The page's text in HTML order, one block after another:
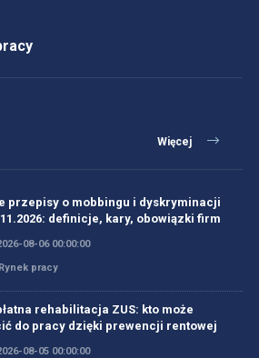
Więcej
przepisy o mobbingu i dyskryminacji
definicje, kary, obowiązki firm
08-06 00:00:00
Rynek pracy
rehabilitacja ZUS: kto może
do pracy dzięki prewencji rentowej
08-05 00:00:00